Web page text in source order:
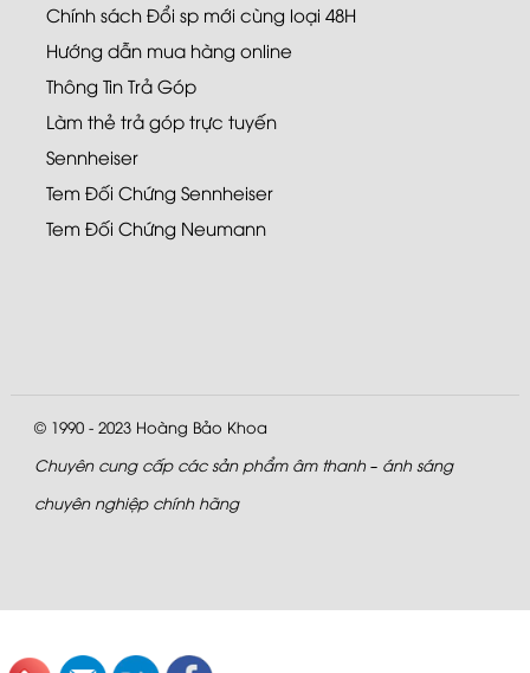
Chính sách Đổi sp mới cùng loại 48H
Hướng dẫn mua hàng online
Thông Tin Trả Góp
Làm thẻ trả góp trực tuyến
Sennheiser
Tem Đối Chứng Sennheiser
Tem Đối Chứng Neumann
© 1990 - 2023 Hoàng Bảo Khoa
Chuyên cung cấp các sản phẩm âm thanh – ánh sáng
chuyên nghiệp chính hãng